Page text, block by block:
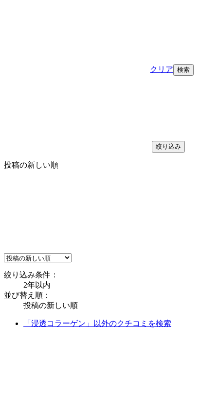
クリア
絞り込み
投稿の新しい順
絞り込み条件：
2年以内
並び替え順：
投稿の新しい順
「浸透コラーゲン」以外のクチコミを検索